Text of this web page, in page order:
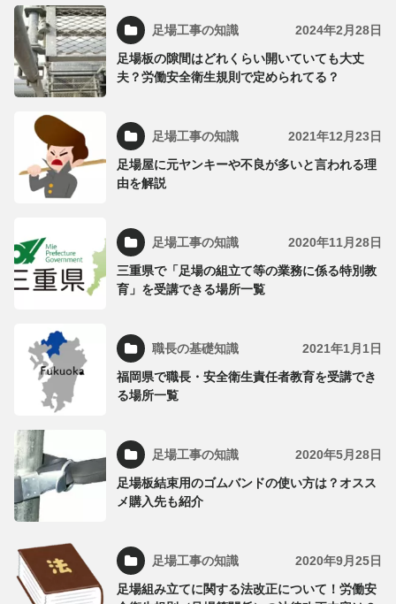
足場工事の知識 2024年2月28日
足場板の隙間はどれくらい開いていても大丈
夫？労働安全衛生規則で定められてる？
足場工事の知識 2021年12月23日
足場屋に元ヤンキーや不良が多いと言われる理
由を解説
足場工事の知識 2020年11月28日
三重県で「足場の組立て等の業務に係る特別教
育」を受講できる場所一覧
職長の基礎知識 2021年1月1日
福岡県で職長・安全衛生責任者教育を受講でき
る場所一覧
足場工事の知識 2020年5月28日
足場板結束用のゴムバンドの使い方は？オスス
メ購入先も紹介
足場工事の知識 2020年9月25日
足場組み立てに関する法改正について！労働安